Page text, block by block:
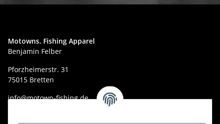
Motowns. Fishing Apparel
Benjamin Felber
Pforzheimerstr. 31
75015 Bretten
info@motown-fishing.de